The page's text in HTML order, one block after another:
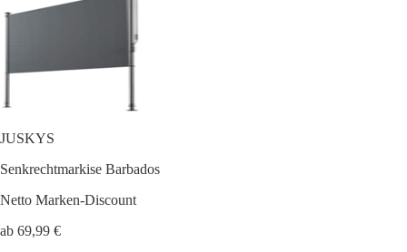
JUSKYS
Senkrechtmarkise Barbados
Netto Marken-Discount
ab 69,99 €